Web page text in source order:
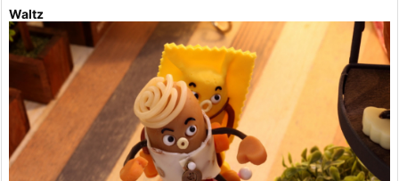
Waltz